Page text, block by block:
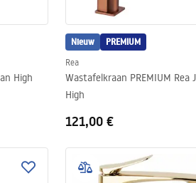
Wastafelkraan PREMIUM Rea Joe Titan High
Nieuw PREMIUM
Rea
Wastafelkraan PREMIUM Rea
High
121,00 €